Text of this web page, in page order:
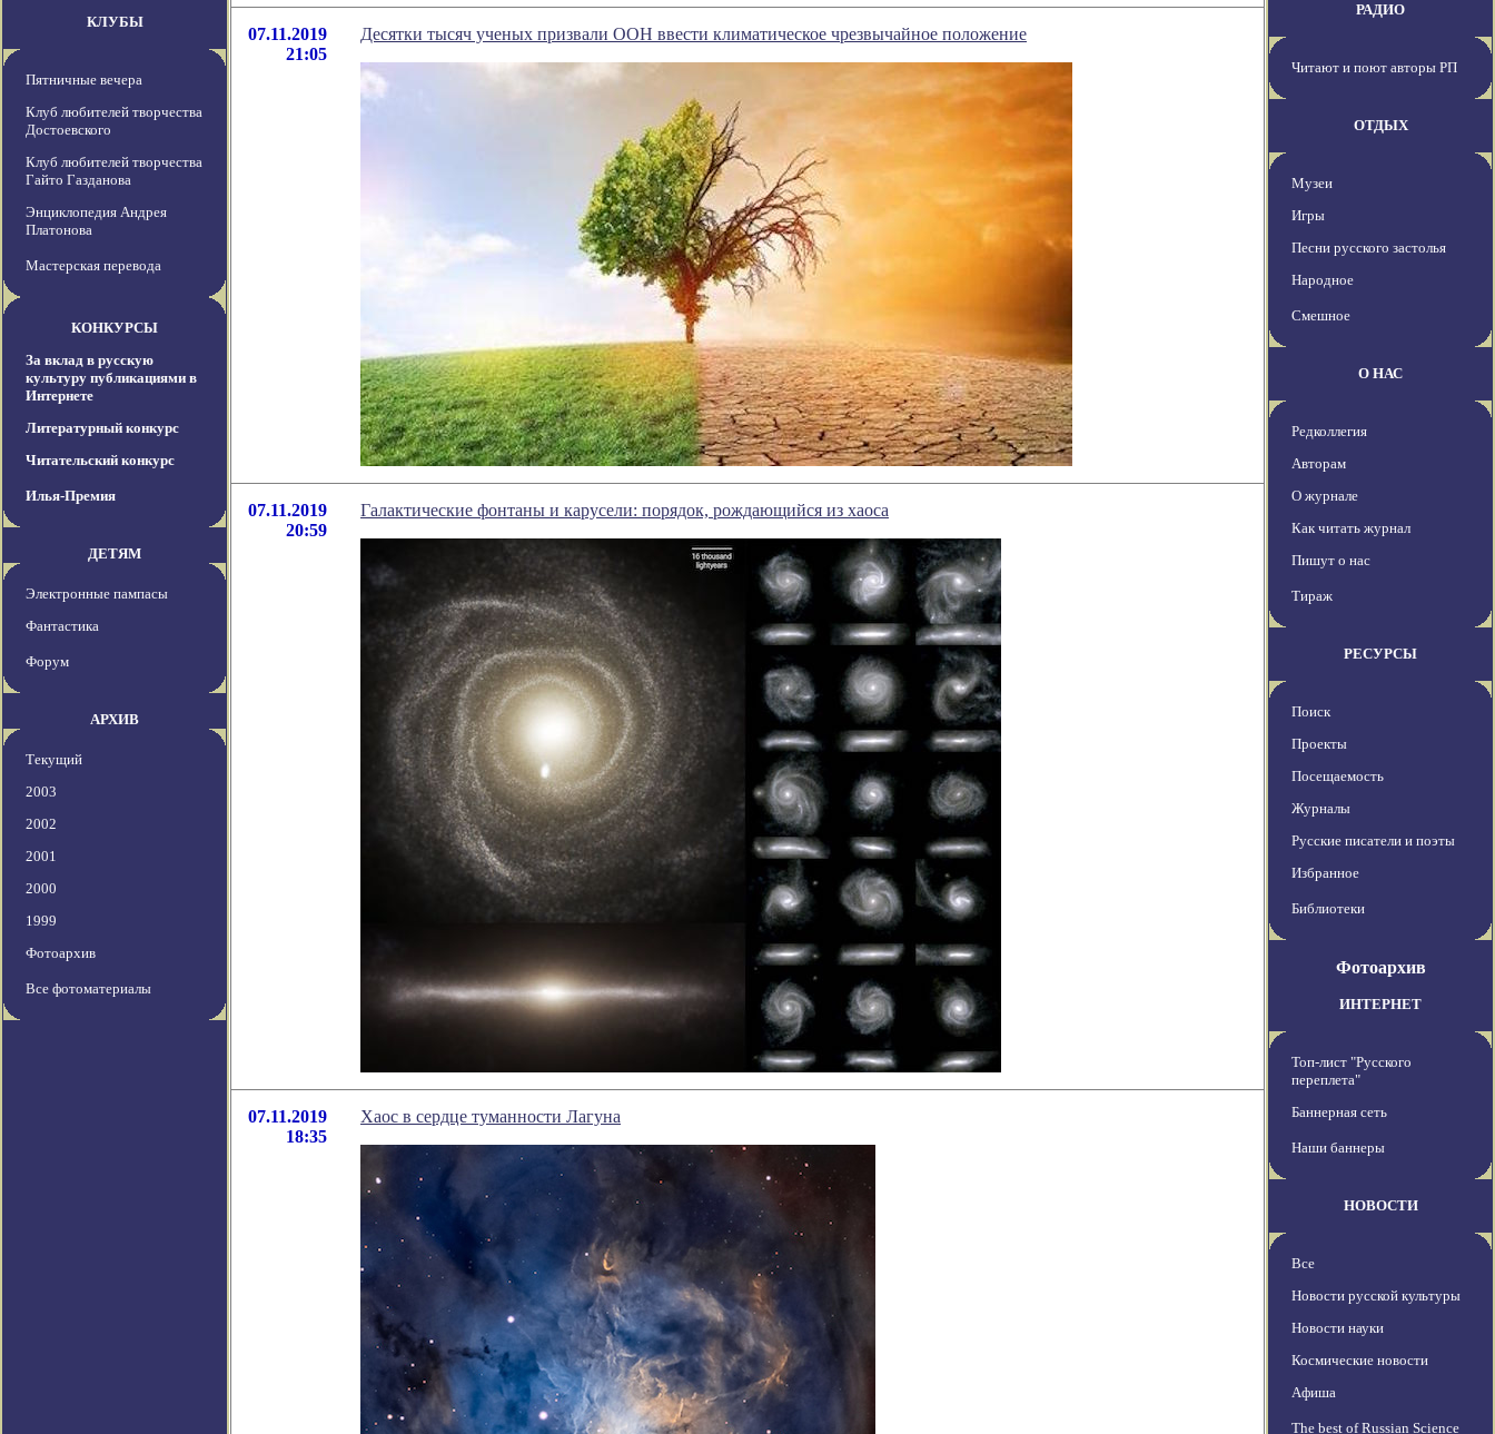
КЛУБЫ
Пятничные вечера
Клуб любителей творчества
Достоевского
Клуб любителей творчества
Гайто Газданова
Энциклопедия Андрея
Платонова
Мастерская перевода
КОНКУРСЫ
За вклад в русскую
культуру публикациями в
Интернете
Литературный конкурс
Читательский конкурс
Илья-Премия
ДЕТЯМ
Электронные пампасы
Фантастика
Форум
АРХИВ
Текущий
2003
2002
2001
2000
1999
Фотоархив
Все фотоматериалы
07.11.2019
21:05
Десятки тысяч ученых призвали ООН ввести климатическое чрезвычайное положение
07.11.2019
20:59
Галактические фонтаны и карусели: порядок, рождающийся из хаоса
07.11.2019
18:35
Хаос в сердце туманности Лагуна
РАДИО
Читают и поют авторы РП
ОТДЫХ
Музеи
Игры
Песни русского застолья
Народное
Смешное
О НАС
Редколлегия
Авторам
О журнале
Как читать журнал
Пишут о нас
Тираж
РЕСУРСЫ
Поиск
Проекты
Посещаемость
Журналы
Русские писатели и поэты
Избранное
Библиотеки
Фотоархив
ИНТЕРНЕТ
Топ-лист "Русского
переплета"
Баннерная сеть
Наши баннеры
НОВОСТИ
Все
Новости русской культуры
Новости науки
Космические новости
Афиша
The best of Russian Science